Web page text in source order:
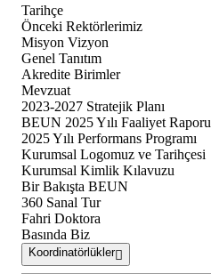
Tarihçe
Önceki Rektörlerimiz
Misyon Vizyon
Genel Tanıtım
Akredite Birimler
Mevzuat
2023-2027 Stratejik Planı
BEUN 2025 Yılı Faaliyet Raporu
2025 Yılı Performans Programı
Kurumsal Logomuz ve Tarihçesi
Kurumsal Kimlik Kılavuzu
Bir Bakışta BEUN
360 Sanal Tur
Fahri Doktora
Basında Biz
Koordinatörlükler